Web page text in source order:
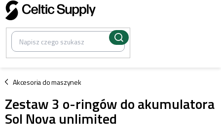
Przejść
do
treści
Akcesoria do maszynek
/
Zestaw 3 o-ringów do akumulatora
Sol Nova unlimited